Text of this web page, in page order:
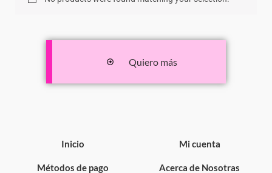
Quiero más
Inicio
Métodos de pago
Mi cuenta
Acerca de Nosotras